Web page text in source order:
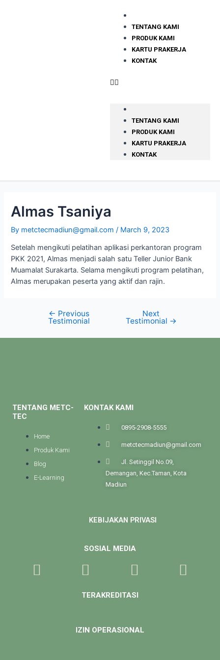
TENTANG KAMI
PRODUK KAMI
KARTU PRAKERJA
KONTAK
TENTANG KAMI
PRODUK KAMI
KARTU PRAKERJA
KONTAK
Almas Tsaniya
By metctecmadiun@gmail.com / March 9, 2023
Setelah mengikuti pelatihan aplikasi perkantoran program
PKK 2021, Almas menjadi salah satu Teller Junior Bank
Muamalat Surakarta. Selama mengikuti program pelatihan,
Almas merupakan peserta yang aktif dan rajin.
← Previous
Testimonial
Next
Testimonial →
TENTANG METC-
TEC
Home
Produk Kami
Blog
E-Learning
KONTAK KAMI
0895-2908-5555
metctecmadiun@gmail.com
Jl. Setinggil No.09,
Demangan, Kec.Taman, Kota
Madiun
KEBIJAKAN PRIVASI
SOSIAL MEDIA
TERAKREDITASI
IZIN OPERASIONAL